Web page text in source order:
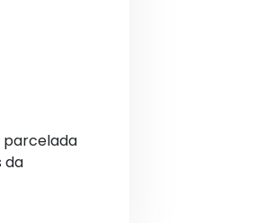
parcelada
da